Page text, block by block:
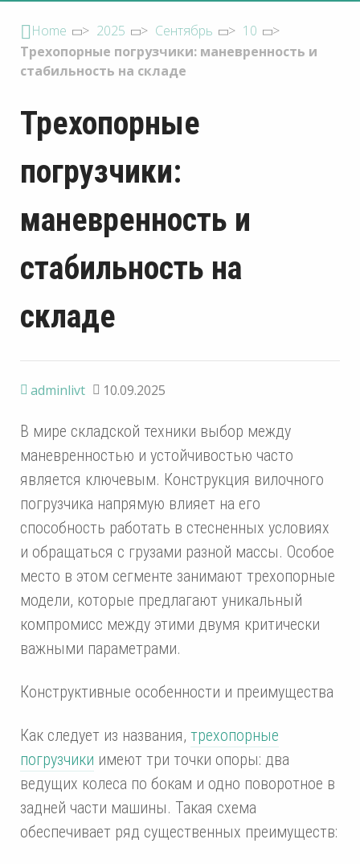
Home > 2025 > Сентябрь > 10
>
Трехопорные погрузчики: маневренность и
стабильность на складе
Трехопорные
погрузчики:
маневренность и
стабильность на
складе
adminlivt 10.09.2025
В мире складской техники выбор между
маневренностью и устойчивостью часто
является ключевым. Конструкция вилочного
погрузчика напрямую влияет на его
способность работать в стесненных условиях
и обращаться с грузами разной массы. Особое
место в этом сегменте занимают трехопорные
модели, которые предлагают уникальный
компромисс между этими двумя критически
важными параметрами.
Конструктивные особенности и преимущества
Как следует из названия, трехопорные
погрузчики имеют три точки опоры: два
ведущих колеса по бокам и одно поворотное в
задней части машины. Такая схема
обеспечивает ряд существенных преимуществ: